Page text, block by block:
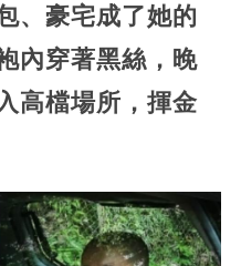
、豪宅成了她的
內穿著黑絲，晚
高檔場所，揮金